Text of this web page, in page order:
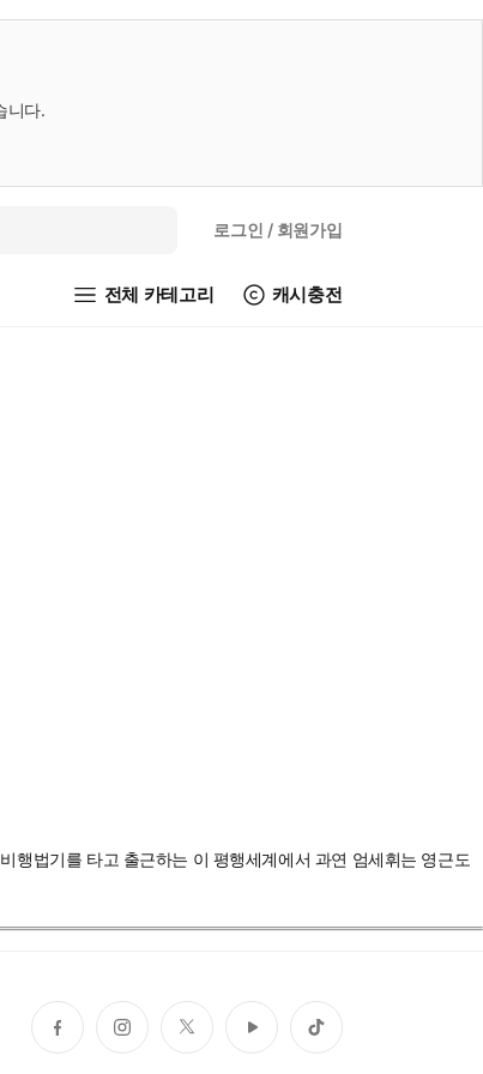
니다.
로그인 / 회원가입
전체 카테고리 캐시충전
행법기를 타고 출근하는 이 평행세계에서 과연 엄세휘는 영근도
페
이
인
스
트
위
유
튜
틱
톡